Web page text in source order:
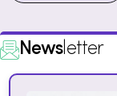
Newsletter